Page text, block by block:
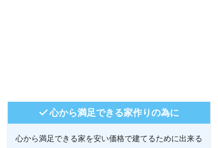
心から満足できる家作りの為に
心から満足できる家を安い価格で建てるために出来る